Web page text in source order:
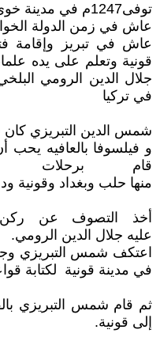
توفى1247م في مدينة خوى في أذربيجان إيران.
عاش في زمن الدولة
عاش في تبريز وإقامة
قونية وتعلم على يده
جلال الدين الرومي
في تركيا
شمس الدين التبريزي كان
و فيلسوفا بالعافيه
قام
منها حلب وبغداد وقونية
أخذ التصوف عن ركن
عليه جلال الدين الرومي.
اعتكف شمس التبريزي
في مدينة قونية لكتابة
ثم قام شمس التبريزي
إلى قونية.